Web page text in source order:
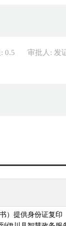
0.5 审批人: 发
）提供身份证复印